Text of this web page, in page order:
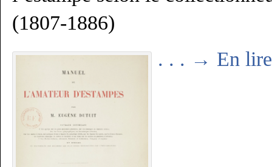
(1807-1886)
. . . → En